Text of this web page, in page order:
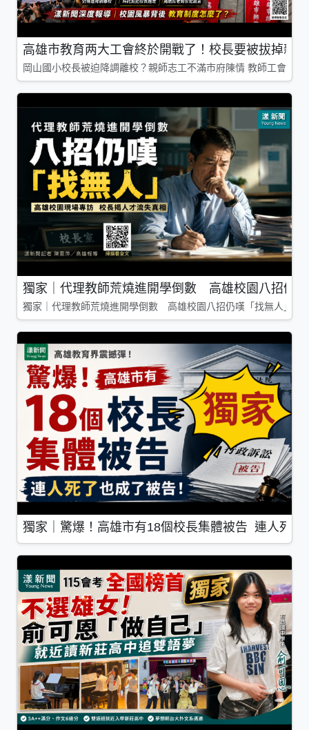
高雄市教育两大工會終於開戰了！校長要被拔掉親
岡山國小校長被迫降調離校？親師志工不滿市府陳情 教師工會槓
獨家｜代理教師荒燒進開學倒數 高雄校園八招仍
獨家｜代理教師荒燒進開學倒數 高雄校園八招仍嘆「找無人」
獨家｜驚爆！高雄市有18個校長集體被告 連人死了